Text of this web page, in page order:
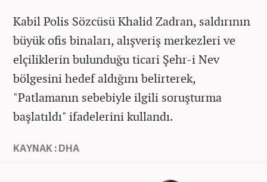
Kabil Polis Sözcüsü Khalid Zadran, saldırının
büyük ofis binaları, alışveriş merkezleri ve
elçiliklerin bulunduğu ticari Şehr-i Nev
bölgesini hedef aldığını belirterek,
"Patlamanın sebebiyle ilgili soruşturma
başlatıldı" ifadelerini kullandı.
KAYNAK : DHA